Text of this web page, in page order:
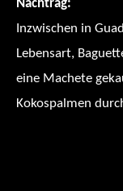
Nachtrag:
Inzwischen in
Lebensart,
eine Machete
Kokospalmen